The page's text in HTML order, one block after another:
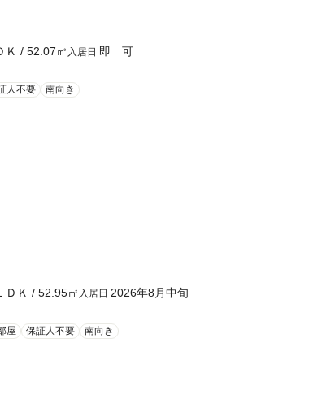
Ｋ / 52.07㎡ 入居日 即 可
人不要 南向き
ＤＫ / 52.95㎡ 入居日 2026年8月中旬
屋 保証人不要 南向き